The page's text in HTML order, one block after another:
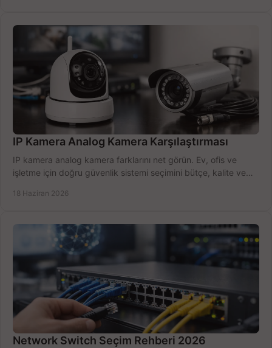
IP Kamera Analog Kamera Karşılaştırması
IP kamera analog kamera farklarını net görün. Ev, ofis ve
işletme için doğru güvenlik sistemi seçimini bütçe, kalite ve
18 Haziran 2026
Network Switch Seçim Rehberi 2026